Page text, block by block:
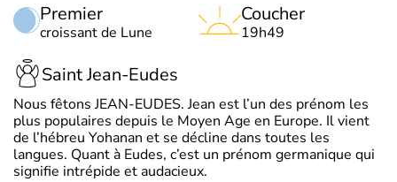
Premier
croissant de Lune
Coucher
19h49
Saint Jean-Eudes
Nous fêtons JEAN-EUDES. Jean est l’un des prénom les
plus populaires depuis le Moyen Age en Europe. Il vient
de l’hébreu Yohanan et se décline dans toutes les
langues. Quant à Eudes, c’est un prénom germanique qui
signifie intrépide et audacieux.